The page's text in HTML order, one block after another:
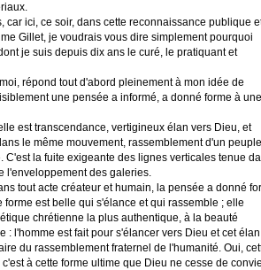
car ici, ce soir, dans cette reconnaissance publique
Gillet, je voudrais vous dire simplement pourquoi
je suis depuis dix ans le curé, le pratiquant et
répond tout d'abord pleinement à mon idée de
une pensée a informé, a donné forme à une
est transcendance, vertigineux élan vers Dieu, et
le même mouvement, rassemblement d'un
C'est la fuite exigeante des lignes verticales tenue
l'enveloppement des galeries.
tout acte créateur et humain, la pensée a donné
forme est belle qui s'élance et qui rassemble ; elle
chrétienne la plus authentique, à la beauté
: l'homme est fait pour s'élancer vers Dieu et cet
du rassemblement fraternel de l'humanité. Oui,
à cette forme ultime que Dieu ne cesse de